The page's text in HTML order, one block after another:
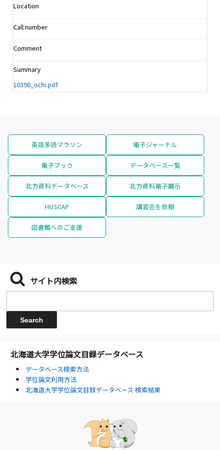
Location
Call number
Comment
Summary
10398_ochi.pdf
英語多読マラソン 電子ジャーナル
電子ブック データベース一覧
北方資料データベース 北方資料電子展示
HUSCAP 講習会を依頼
図書館へのご支援
サイト内検索
北海道大学学位論文目録データベース
データベース検索方法
学位論文利用方法
北海道大学学位論文目録データベース 検索結果